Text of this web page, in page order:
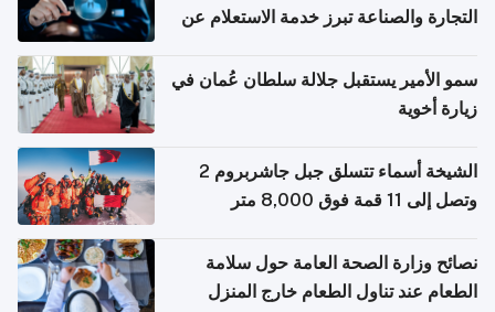
التجارة والصناعة تبرز خدمة الاستعلام عن
سمو الأمير يستقبل جلالة سلطان عُمان في
زيارة أخوية
الشيخة أسماء تتسلق جبل جاشربروم 2
وتصل إلى 11 قمة فوق 8,000 متر
نصائح وزارة الصحة العامة حول سلامة
الطعام عند تناول الطعام خارج المنزل